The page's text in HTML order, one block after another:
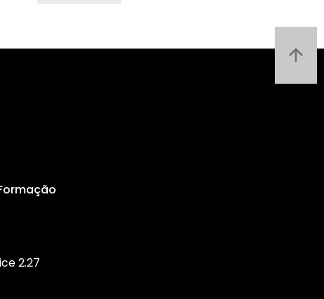
2.27